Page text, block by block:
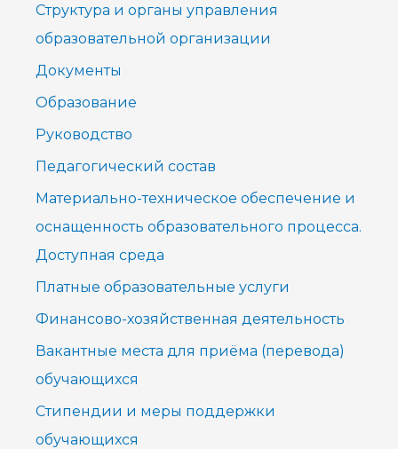
Структура и органы управления
образовательной организации
Документы
Образование
Руководство
Педагогический состав
Материально-техническое обеспечение и
оснащенность образовательного процесса.
Доступная среда
Платные образовательные услуги
Финансово-хозяйственная деятельность
Вакантные места для приёма (перевода)
обучающихся
Стипендии и меры поддержки
обучающихся